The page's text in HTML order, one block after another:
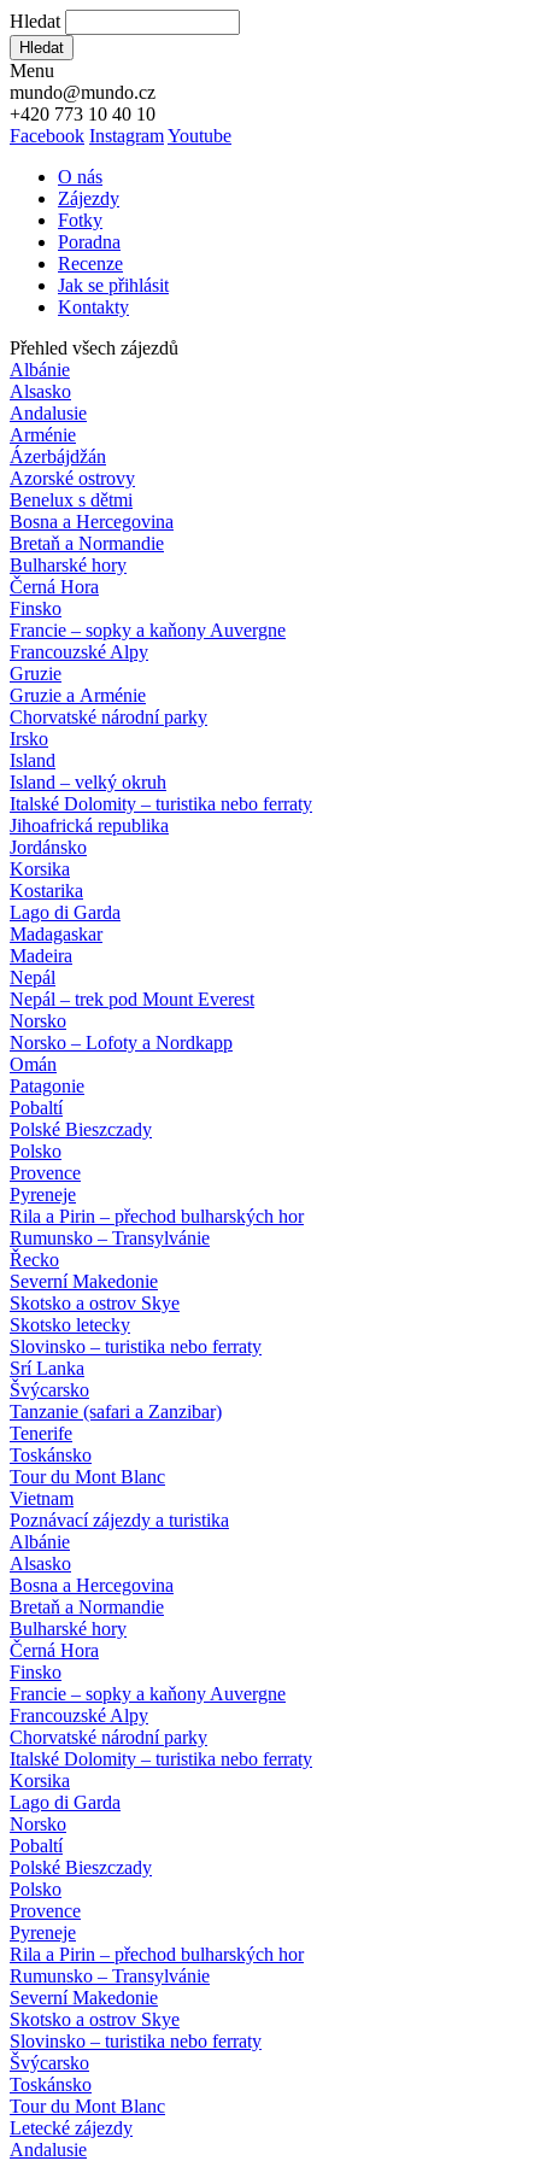
Hledat
Hledat
Menu
mundo@mundo.cz
+420 773 10 40 10
Facebook InstagramYoutube
O nás
Zájezdy
Fotky
Poradna
Recenze
Jak se přihlásit
Kontakty
Přehled všech zájezdů
Albánie
Alsasko
Andalusie
Arménie
Ázerbájdžán
Azorské ostrovy
Benelux s dětmi
Bosna a Hercegovina
Bretaň a Normandie
Bulharské hory
Černá Hora
Finsko
Francie – sopky a kaňony Auvergne
Francouzské Alpy
Gruzie
Gruzie a Arménie
Chorvatské národní parky
Irsko
Island
Island – velký okruh
Italské Dolomity – turistika nebo ferraty
Jihoafrická republika
Jordánsko
Korsika
Kostarika
Lago di Garda
Madagaskar
Madeira
Nepál
Nepál – trek pod Mount Everest
Norsko
Norsko – Lofoty a Nordkapp
Omán
Patagonie
Pobaltí
Polské Bieszczady
Polsko
Provence
Pyreneje
Rila a Pirin – přechod bulharských hor
Rumunsko – Transylvánie
Řecko
Severní Makedonie
Skotsko a ostrov Skye
Skotsko letecky
Slovinsko – turistika nebo ferraty
Srí Lanka
Švýcarsko
Tanzanie (safari a Zanzibar)
Tenerife
Toskánsko
Tour du Mont Blanc
Vietnam
Poznávací zájezdy a turistika
Albánie
Alsasko
Bosna a Hercegovina
Bretaň a Normandie
Bulharské hory
Černá Hora
Finsko
Francie – sopky a kaňony Auvergne
Francouzské Alpy
Chorvatské národní parky
Italské Dolomity – turistika nebo ferraty
Korsika
Lago di Garda
Norsko
Pobaltí
Polské Bieszczady
Polsko
Provence
Pyreneje
Rila a Pirin – přechod bulharských hor
Rumunsko – Transylvánie
Severní Makedonie
Skotsko a ostrov Skye
Slovinsko – turistika nebo ferraty
Švýcarsko
Toskánsko
Tour du Mont Blanc
Letecké zájezdy
Andalusie